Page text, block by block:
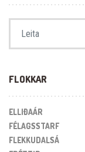
FLOKKAR
ELLIÐAÁR
FÉLAGSSTARF
FLEKKUDALSÁ